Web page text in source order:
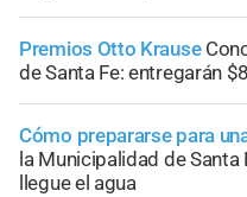
Premios Otto Krause
de Santa Fe: entregarán
Cómo prepararse para
la Municipalidad de
llegue el agua